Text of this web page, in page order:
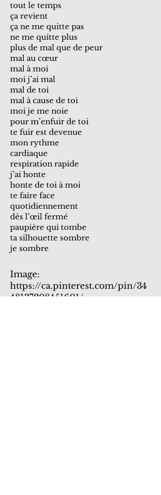
tout le temps
ça revient
ça ne me quitte pas
ne me quitte plus
plus de mal que de peur
mal au cœur
mal à moi
moi j’ai mal
mal de toi
mal à cause de toi
moi je me noie
pour m’enfuir de toi
te fuir est devenue
mon rythme
cardiaque
respiration rapide
j’ai honte
honte de toi à moi
te faire face
quotidiennement
dès l’œil fermé
paupière qui tombe
ta silhouette sombre
je sombre
Image:
https://ca.pinterest.com/pin/34
48137208451601/